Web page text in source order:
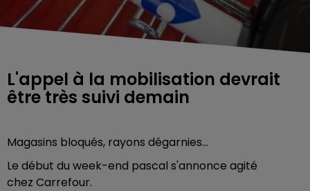
L'appel à la mobilisation devrait
être très suivi demain
Magasins bloqués, rayons dégarnies…
Le début du week-end pascal s'annonce agité
chez Carrefour.